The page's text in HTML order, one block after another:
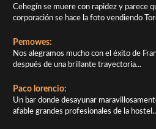
Cehegín se muere con rapidez y parece
corporación se hace la foto vendiendo
Pemowes:
Nos alegramos mucho con el éxito de
después de una brillante trayectoria...
Paco lorencio:
Un bar donde desayunar
afable grandes profesionales de la